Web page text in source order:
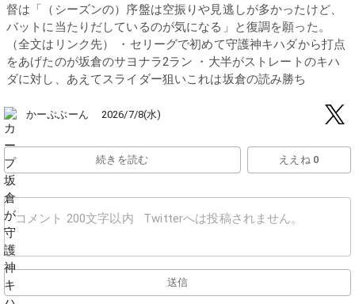
督は「（シーズンの）序盤は空振りや見逃しが多かったけど、
バットに当たりだしているのが気になる」と復調を願った。
（全文はリンク先） ・セリーグで初めて守護神キハダから打点
をあげたのが坂倉のサヨナラ2ラン ・大半がストレートのキハ
ダに対し、あえてスライダー狙いこれは坂倉の読み勝ち
かーぷぶーん 2026/7/8(水)
続きを読む ええね 0
送信